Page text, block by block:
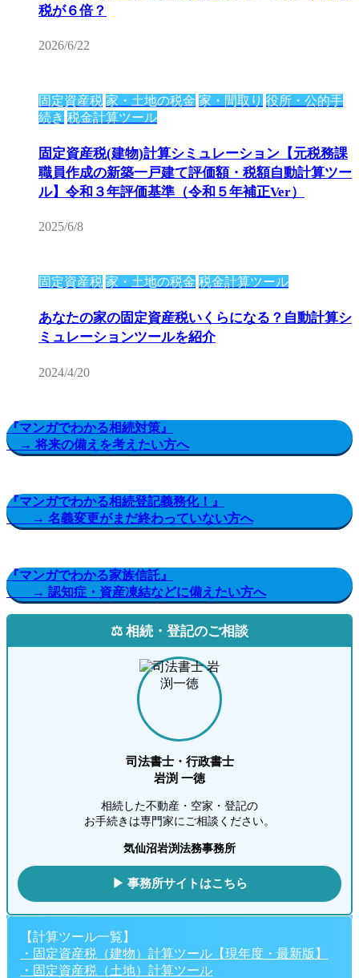
税が６倍？
2026/6/22
固定資産税 家・土地の税金 家・間取り 役所・公的手
続き 税金計算ツール
固定資産税(建物)計算シミュレーション【元税務課
職員作成の新築一戸建て評価額・税額自動計算ツー
ル】令和３年評価基準（令和５年補正Ver）
2025/6/8
固定資産税 家・土地の税金 税金計算ツール
あなたの家の固定資産税いくらになる？自動計算シ
ミュレーションツールを紹介
2024/4/20
『マンガでわかる相続対策』
→ 将来の備えを考えたい方へ
『マンガでわかる相続登記義務化！』
→ 名義変更がまだ終わっていない方へ
『マンガでわかる家族信託』
→ 認知症・資産凍結などに備えたい方へ
⚖️ 相続・登記のご相談
司法書士・行政書士
岩渕 一徳
相続した不動産・空家・登記の
お手続きは専門家にご相談ください。
気仙沼岩渕法務事務所
▶ 事務所サイトはこちら
【計算ツール一覧】
・固定資産税（建物）計算ツール【現年度・最新版】
・固定資産税（土地）計算ツール